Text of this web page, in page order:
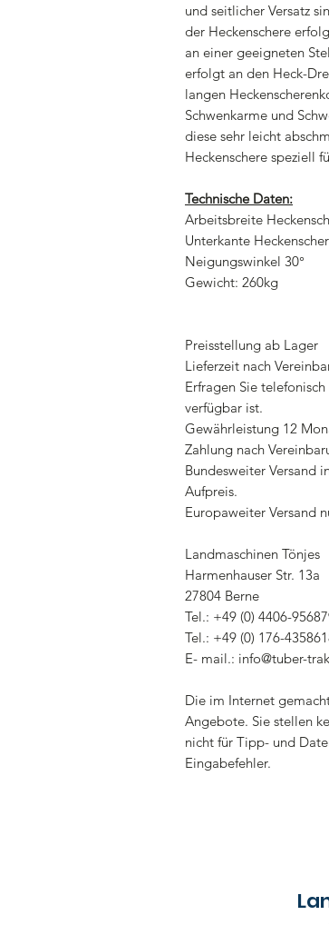
und seitlicher Versatz
der Heckenschere
an einer geeigneten
erfolgt an den Heck-
langen
Schwenkarme und
diese sehr leicht
Heckenschere speziell
Technische Daten:
Arbeitsbreite
Unterkante
Neigungswinkel 30°
Gewicht: 260kg
Preisstellung ab Lager
Lieferzeit nach
Erfragen Sie
verfügbar ist.
Gewährleistung 12
Zahlung nach
Bundesweiter Versand
Aufpreis.
Europaweiter Versand
Landmaschinen Tönjes
Harmenhauser Str. 13a
27804 Berne
Tel.: +49 (0) 4406-
Tel.: +49 (0) 176-
E- mail.: info@tuber-
Die im Internet
Angebote. Sie stellen
nicht für Tipp- und
Eingabefehler.